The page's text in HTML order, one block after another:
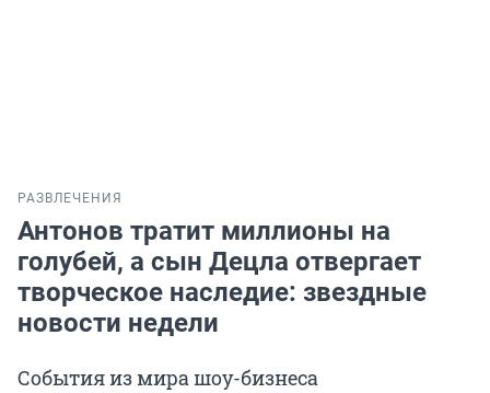
РАЗВЛЕЧЕНИЯ
Антонов тратит миллионы на
голубей, а сын Децла отвергает
творческое наследие: звездные
новости недели
События из мира шоу-бизнеса